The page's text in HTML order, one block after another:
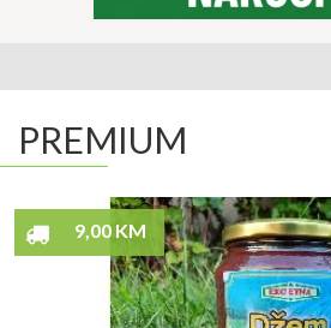
PREMIUM
9,00 KM